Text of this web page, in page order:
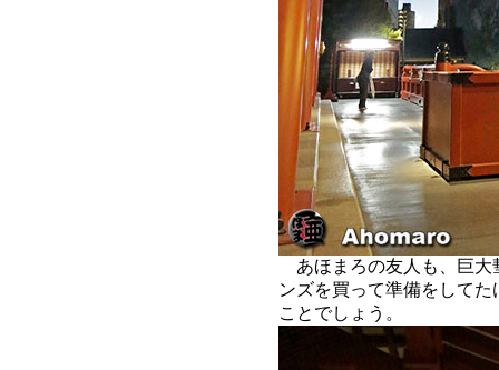
あほまろの友人も、巨大
ンズを買って準備をして
ことでしょう。